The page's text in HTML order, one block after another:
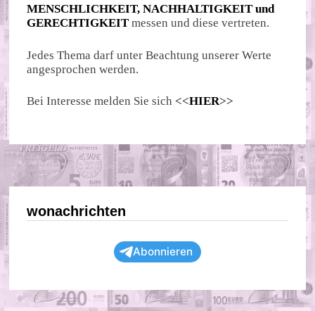
MENSCHLICHKEIT, NACHHALTIGKEIT und
GERECHTIGKEIT messen und diese vertreten.
Jedes Thema darf unter Beachtung unserer Werte
angesprochen werden.
Bei Interesse melden Sie sich <<HIER>>
wonachrichten
Abonnieren